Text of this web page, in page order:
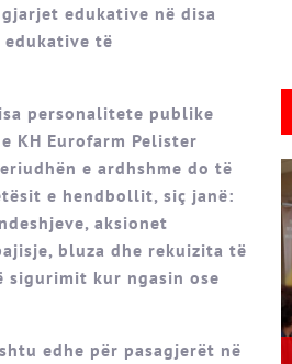
edukative në disa
edukative të
personalitete publike
KH Eurofarm Pelister
e ardhshme do të
e hendbollit, siç janë:
aksionet
bluza dhe rekuizita të
kur ngasin ose
edhe për pasagjerët në